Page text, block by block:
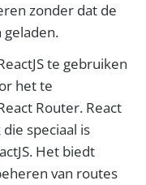
zonder dat de
te gebruiken
het te
Router. React
speciaal is
Het biedt
van routes